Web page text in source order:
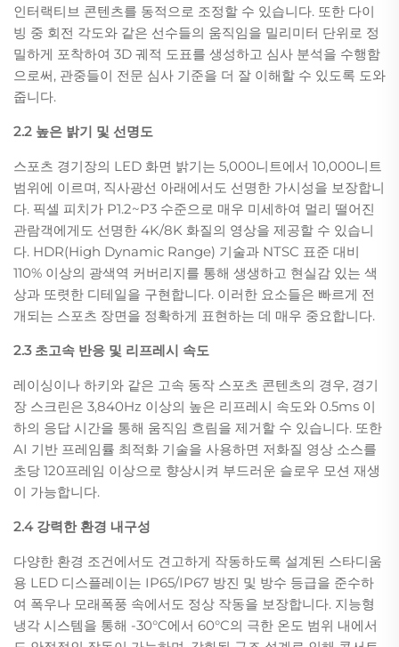
인터랙티브 콘텐츠를 동적으로 조정할 수 있습니다. 또한 다이
빙 중 회전 각도와 같은 선수들의 움직임을 밀리미터 단위로 정
밀하게 포착하여 3D 궤적 도표를 생성하고 심사 분석을 수행함
으로써, 관중들이 전문 심사 기준을 더 잘 이해할 수 있도록 도와
줍니다.
2.2 높은 밝기 및 선명도
스포츠 경기장의 LED 화면 밝기는 5,000니트에서 10,000니트
범위에 이르며, 직사광선 아래에서도 선명한 가시성을 보장합니
다. 픽셀 피치가 P1.2~P3 수준으로 매우 미세하여 멀리 떨어진
관람객에게도 선명한 4K/8K 화질의 영상을 제공할 수 있습니
다. HDR(High Dynamic Range) 기술과 NTSC 표준 대비
110% 이상의 광색역 커버리지를 통해 생생하고 현실감 있는 색
상과 또렷한 디테일을 구현합니다. 이러한 요소들은 빠르게 전
개되는 스포츠 장면을 정확하게 표현하는 데 매우 중요합니다.
2.3 초고속 반응 및 리프레시 속도
레이싱이나 하키와 같은 고속 동작 스포츠 콘텐츠의 경우, 경기
장 스크린은 3,840Hz 이상의 높은 리프레시 속도와 0.5ms 이
하의 응답 시간을 통해 움직임 흐림을 제거할 수 있습니다. 또한
AI 기반 프레임률 최적화 기술을 사용하면 저화질 영상 소스를
초당 120프레임 이상으로 향상시켜 부드러운 슬로우 모션 재생
이 가능합니다.
2.4 강력한 환경 내구성
다양한 환경 조건에서도 견고하게 작동하도록 설계된 스타디움
용 LED 디스플레이는 IP65/IP67 방진 및 방수 등급을 준수하
여 폭우나 모래폭풍 속에서도 정상 작동을 보장합니다. 지능형
냉각 시스템을 통해 -30°C에서 60°C의 극한 온도 범위 내에서